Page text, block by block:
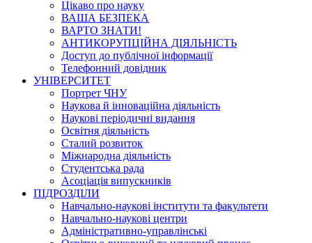
Цікаво про науку
ВАША БЕЗПЕКА
ВАРТО ЗНАТИ!
АНТИКОРУПЦІЙНА ДІЯЛЬНІСТЬ
Доступ до публічної інформації
Телефонний довідник
УНІВЕРСИТЕТ
Портрет ЧНУ
Наукова й інноваційна діяльність
Наукові періодичні видання
Освітня діяльність
Сталий розвиток
Міжнародна діяльність
Студентська рада
Асоціація випускників
ПІДРОЗДІЛИ
Навчально-наукові інститути та факультети
Навчально-наукові центри
Адміністративно-управлінські